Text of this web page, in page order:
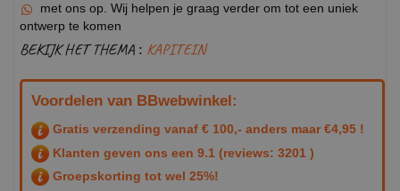
met ons op. Wij helpen je graag verder om tot een uniek
ontwerp te komen
BEKIJK HET THEMA : KAPITEIN
Voordelen van BBwebwinkel:
Gratis verzending vanaf € 100,- anders maar €4,95 !
Klanten geven ons een 9.1 (reviews: 3201 )
Groepskorting tot wel 25%!